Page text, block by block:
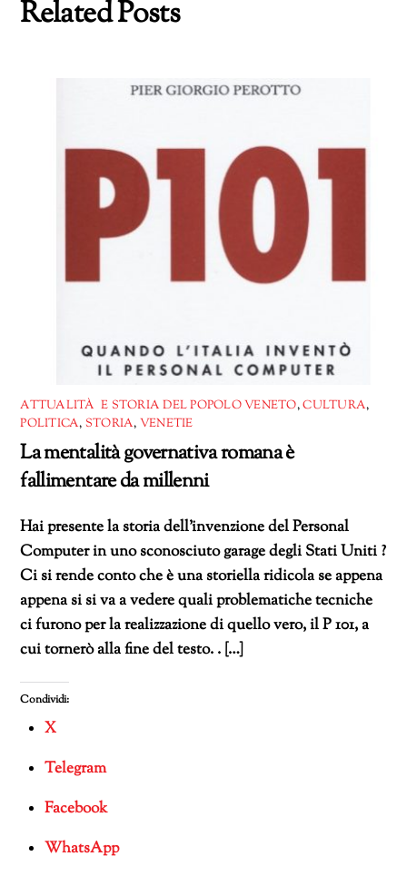
Related Posts
ATTUALITÀ E STORIA DEL POPOLO VENETO,CULTURA,
POLITICA, STORIA, VENETIE
La mentalità governativa romana è
fallimentare da millenni
Hai presente la storia dell’invenzione del Personal
Computer in uno sconosciuto garage degli Stati Uniti ?
Ci si rende conto che è una storiella ridicola se appena
appena si si va a vedere quali problematiche tecniche
ci furono per la realizzazione di quello vero, il P 101, a
cui tornerò alla fine del testo. . […]
Condividi:
X
Telegram
Facebook
WhatsApp